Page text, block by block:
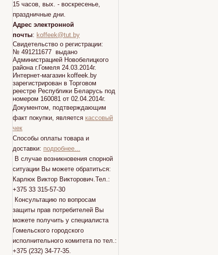
15 часов, вых. - воскресенье,
праздничные дни.
Адрес электронной
почты: koffeek@tut.by
Свидетельство о регистрации:
№ 491211677 выдано
Администрацией Новобелицкого
района г.Гомеля 24.03.2014г.
Интернет-магазин koffeek.by
зарегистрирован в Торговом
реестре Республики Беларусь под
номером 160081 от 02.04.2014г.
Документом, подтверждающим
факт покупки, является кассовый
чек
Способы оплаты товара и
доставки: подробнее...
В случае возникновения спорной
ситуации Вы можете обратиться:
Карлюк Виктор Викторович.Тел.:
+375 33 315-57-30
Консультацию по вопросам
защиты прав потребителей Вы
можете получить у специалиста
Гомельского городского
исполнительного комитета по тел.:
+375 (232) 34-77-35.